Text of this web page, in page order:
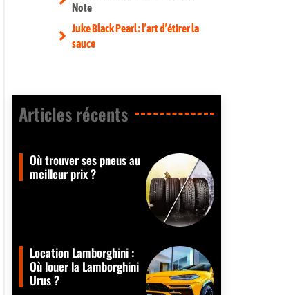
Note
Juke Black Pearl : l’art d’étirer la
sauce
Articles récents​
Où trouver ses pneus au
meilleur prix ?
Location Lamborghini :
Où louer la Lamborghini
Urus ?